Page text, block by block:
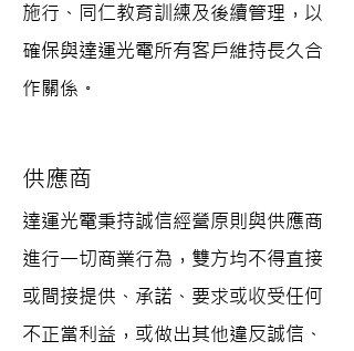
施行、同仁教育訓練及後續管理，以
確保與達運光電所有客戶維持長久合
作關係。
供應商
達運光電秉持誠信經營原則與供應商
進行一切商業行為，雙方均不得直接
或間接提供、承諾、要求或收受任何
不正當利益，或做出其他違反誠信、